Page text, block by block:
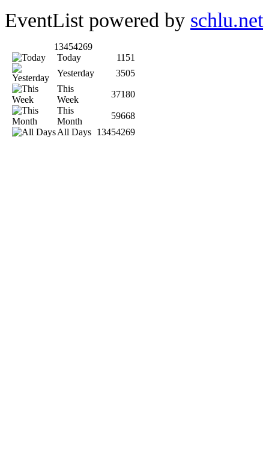
EventList powered by schlu.net
13454269
Today
1151
Yesterday
3505
This
Week
37180
This
Month
59668
All Days
13454269